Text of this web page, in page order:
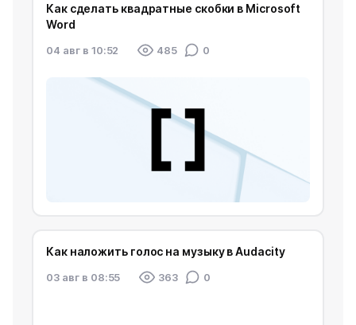
Как сделать квадратные скобки в Microsoft
Word
04 авг в 10:52 485 0
Как наложить голос на музыку в Audacity
03 авг в 08:55 363 0